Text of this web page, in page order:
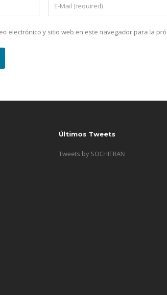
electrónico y sitio web en este navegador para la
Últimos Tweets
Tweets by SOCHITRAN